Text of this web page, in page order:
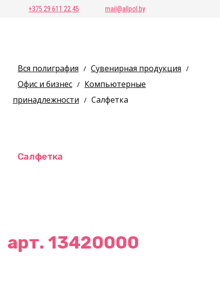
+375 29 611 22 45 mail@allpol.by
Вся полиграфия / Сувенирная продукция /
Офис и бизнес / Компьютерные
принадлежности / Салфетка
Салфетка
арт. 13420000